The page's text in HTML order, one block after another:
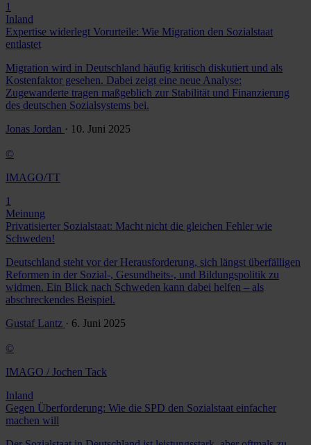
1
Inland
Expertise widerlegt Vorurteile: Wie Migration den Sozialstaat
entlastet
Migration wird in Deutschland häufig kritisch diskutiert und als
Kostenfaktor gesehen. Dabei zeigt eine neue Analyse:
Zugewanderte tragen maßgeblich zur Stabilität und Finanzierung
des deutschen Sozialsystems bei.
Jonas Jordan · 10. Juni 2025
©
IMAGO/TT
1
Meinung
Privatisierter Sozialstaat: Macht nicht die gleichen Fehler wie
Schweden!
Deutschland steht vor der Herausforderung, sich längst überfälligen
Reformen in der Sozial-, Gesundheits-, und Bildungspolitik zu
widmen. Ein Blick nach Schweden kann dabei helfen – als
abschreckendes Beispiel.
Gustaf Lantz · 6. Juni 2025
©
IMAGO / Jochen Tack
Inland
Gegen Überforderung: Wie die SPD den Sozialstaat einfacher
machen will